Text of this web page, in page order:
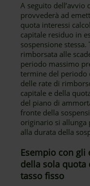
A seguito dell’avvio
provvederà ad
quota interessi
capitale residuo in
sospensione
rimborsata alle
periodo massimo
termine del periodo
delle rate di
capitale e della
del piano di
fronte della
originario si
alla durata della
Esempio con
della sola quota
tasso fisso